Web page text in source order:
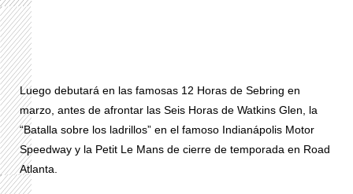
Luego debutará en las famosas 12 Horas de Sebring en
marzo, antes de afrontar las Seis Horas de Watkins Glen, la
“Batalla sobre los ladrillos” en el famoso Indianápolis Motor
Speedway y la Petit Le Mans de cierre de temporada en Road
Atlanta.